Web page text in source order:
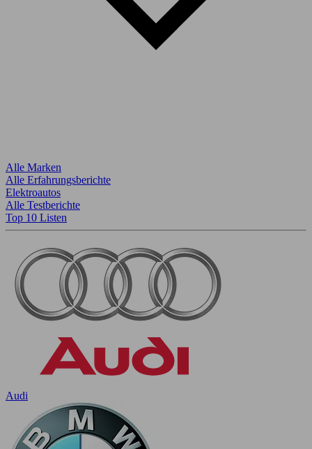
Alle Marken
Alle Erfahrungsberichte
Elektroautos
Alle Testberichte
Top 10 Listen
Audi